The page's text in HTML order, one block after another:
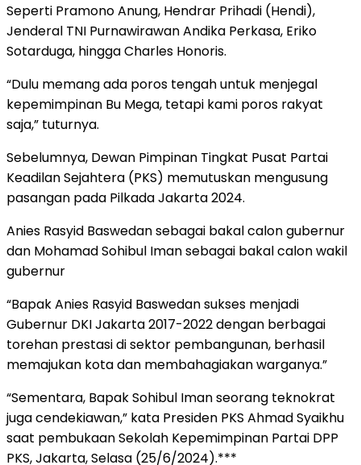
Seperti Pramono Anung, Hendrar Prihadi (Hendi),
Jenderal TNI Purnawirawan Andika Perkasa, Eriko
Sotarduga, hingga Charles Honoris.
“Dulu memang ada poros tengah untuk menjegal
kepemimpinan Bu Mega, tetapi kami poros rakyat
saja,” tuturnya.
Sebelumnya, Dewan Pimpinan Tingkat Pusat Partai
Keadilan Sejahtera (PKS) memutuskan mengusung
pasangan pada Pilkada Jakarta 2024.
Anies Rasyid Baswedan sebagai bakal calon gubernur
dan Mohamad Sohibul Iman sebagai bakal calon wakil
gubernur
“Bapak Anies Rasyid Baswedan sukses menjadi
Gubernur DKI Jakarta 2017-2022 dengan berbagai
torehan prestasi di sektor pembangunan, berhasil
memajukan kota dan membahagiakan warganya.”
“Sementara, Bapak Sohibul Iman seorang teknokrat
juga cendekiawan,” kata Presiden PKS Ahmad Syaikhu
saat pembukaan Sekolah Kepemimpinan Partai DPP
PKS, Jakarta, Selasa (25/6/2024).***